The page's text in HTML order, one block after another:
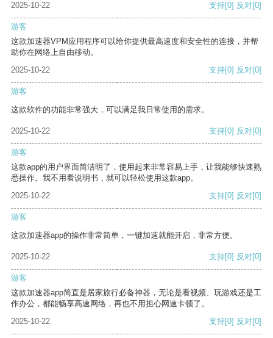
2025-10-22
支持[0] 反对[0]
游客
这款加速器VPM应用程序可以给你提供最高速度和安全性的连接，并帮
助你在网络上自由移动。
2025-10-22
支持[0] 反对[0]
游客
这款软件的功能非常强大，可以满足我日常使用的需求。
2025-10-22 支持[0] 反对[0]
游客
这款app的用户界面简洁明了，使用起来非常容易上手，让我能够快速熟
悉操作。我不用看说明书，就可以轻松使用这款app。
2025-10-22
支持[0] 反对[0]
游客
这款加速器app的操作非常简单，一键加速就能开启，非常方便。
2025-10-22 支持[0] 反对[0]
游客
这款加速器app简直是居家旅行必备神器，无论是看视频、玩游戏还是工
作办公，都能畅享高速网络，再也不用担心网速卡顿了。
2025-10-22
支持[0] 反对[0]